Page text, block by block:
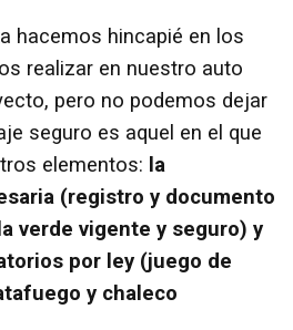
hacemos hincapié en los
realizar en nuestro auto
pero no podemos dejar
seguro es aquel en el que
elementos: la
(registro y documento
verde vigente y seguro) y
por ley (juego de
y chaleco